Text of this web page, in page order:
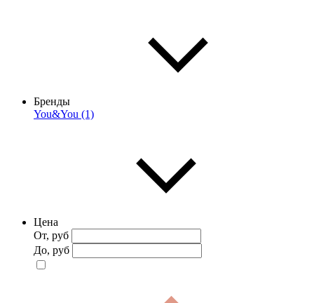
Бренды
You&You (1)
Цена
От, руб
До, руб